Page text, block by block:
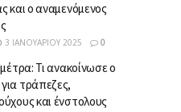
και ο αναμενόμενος
3 ΙΑΝΟΥΑΡΊΟΥ 2025 0
Τι ανακοίνωσε ο
τράπεζες,
και ένστολους